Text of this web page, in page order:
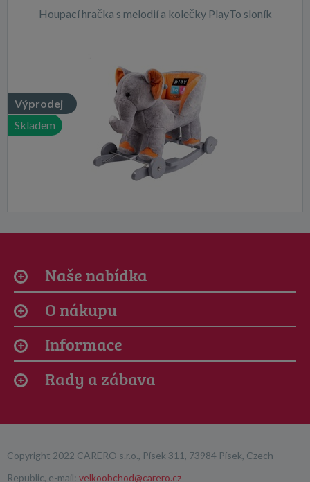
Houpací hračka s melodií a kolečky PlayTo sloník
Výprodej
Skladem
Naše nabídka
O nákupu
Informace
Rady a zábava
Copyright 2022 CARERO s.r.o., Písek 311, 73984 Písek, Czech
Republic, e-mail: velkoobchod@carero.cz